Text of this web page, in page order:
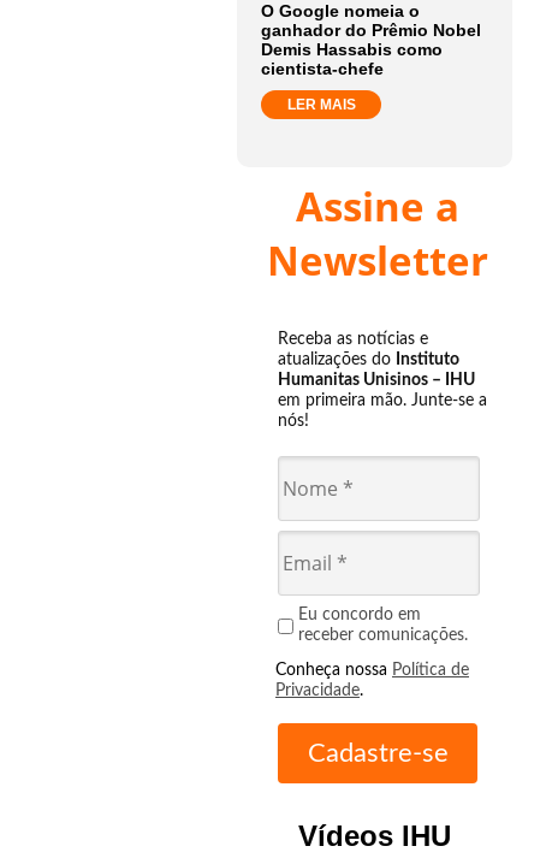
O Google nomeia o
ganhador do Prêmio Nobel
Demis Hassabis como
cientista-chefe
LER MAIS
Assine a
Newsletter
Receba as notícias e
atualizações do Instituto
Humanitas Unisinos – IHU
em primeira mão. Junte-se a
nós!
Eu concordo em
receber comunicações.
Conheça nossa Política de
Privacidade.
Vídeos IHU